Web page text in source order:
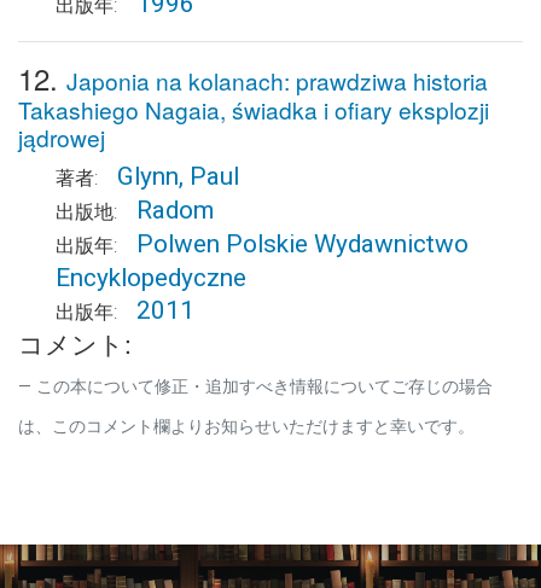
出版年:
12. Japonia na kolanach: prawdziwa historia
Takashiego Nagaia, świadka i ofiary eksplozji
jądrowej
著者: Glynn, Paul
出版地: Radom
出版年:
Polwen Polskie Wydawnictwo
Encyklopedyczne
出版年: 2011
コメント:
この本について修正・追加すべき情報についてご存じの場合
は、このコメント欄よりお知らせいただけますと幸いです。